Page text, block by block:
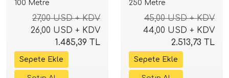
100 Metre
27,00 USD + KDV
26,00 USD + KDV
1.485,39 TL
250 Metre
45,00 USD + KDV
44,00 USD + KDV
2.513,73 TL